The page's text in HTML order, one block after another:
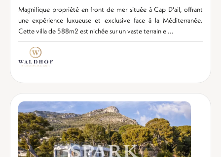
Magnifique propriété en front de mer située à Cap D'ail, offrant
une expérience luxueuse et exclusive face à la Méditerranée.
Cette villa de 588m2 est nichée sur un vaste terrain e ...